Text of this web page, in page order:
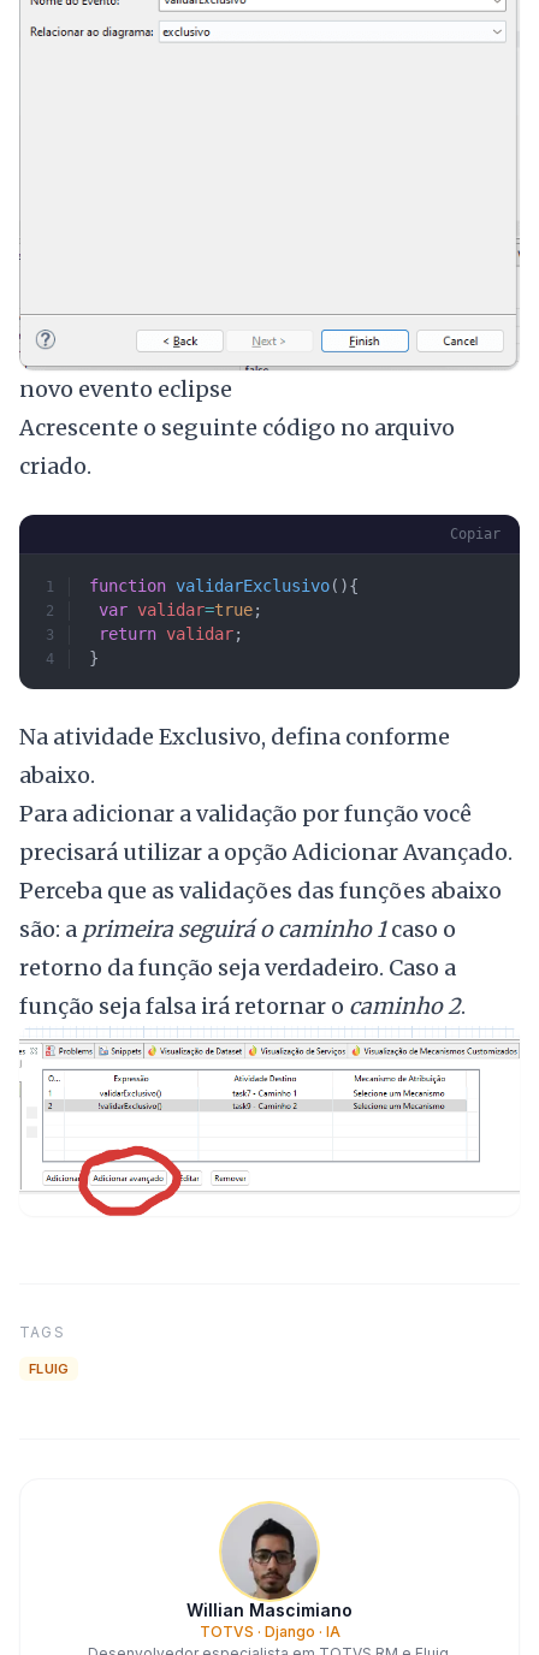
novo evento eclipse
Acrescente o seguinte código no arquivo
criado.
Copiar
function validarExclusivo(){
	var
validar=true;
	return
validar;
}
Na atividade Exclusivo, defina conforme
abaixo.
Para adicionar a validação por função você
precisará utilizar a opção Adicionar Avançado.
Perceba que as validações das funções abaixo
são: a primeira seguirá o caminho 1caso o
retorno da função seja verdadeiro. Caso a
função seja falsa irá retornar o caminho 2.
TAGS
FLUIG
Willian Mascimiano
TOTVS · Django · IA